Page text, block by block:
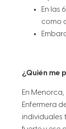
En las
como
¿Quién me
En
Enfermera
individuales